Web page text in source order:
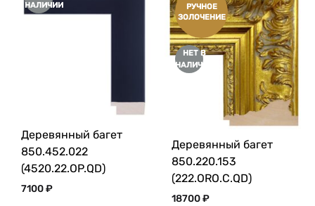
НАЛИЧИИ
Деревянный багет
850.452.022
(4520.22.OP.QD)
7100₽
РУЧНОЕ
ЗОЛОЧЕНИЕ
НЕТ В
НАЛИЧИИ
Деревянный багет
850.220.153
(222.ORO.C.QD)
18700₽